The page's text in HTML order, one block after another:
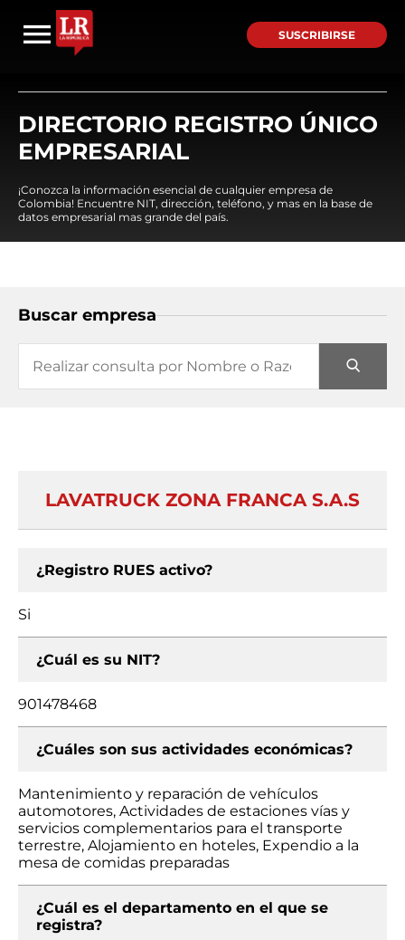
SUSCRIBIRSE
DIRECTORIO REGISTRO ÚNICO
EMPRESARIAL
¡Conozca la información esencial de cualquier empresa de
Colombia! Encuentre NIT, dirección, teléfono, y mas en la base de
datos empresarial mas grande del país.
Buscar empresa
LAVATRUCK ZONA FRANCA S.A.S
¿Registro RUES activo?
Si
¿Cuál es su NIT?
901478468
¿Cuáles son sus actividades económicas?
Mantenimiento y reparación de vehículos
automotores, Actividades de estaciones vías y
servicios complementarios para el transporte
terrestre, Alojamiento en hoteles, Expendio a la
mesa de comidas preparadas
¿Cuál es el departamento en el que se
registra?